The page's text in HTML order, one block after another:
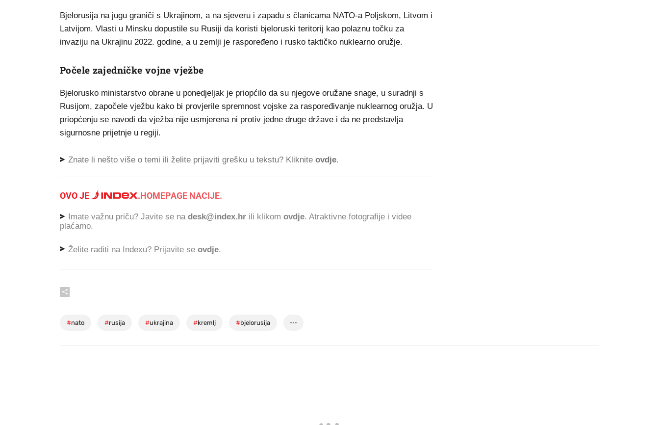
Bjelorusija na jugu graniči s Ukrajinom, a na sjeveru i zapadu s članicama NATO-a Poljskom, Litvom i
Latvijom. Vlasti u Minsku dopustile su Rusiji da koristi bjeloruski teritorij kao polaznu točku za
invaziju na Ukrajinu 2022. godine, a u zemlji je raspoređeno i rusko taktičko nuklearno oružje.
Počele zajedničke vojne vježbe
Bjelorusko ministarstvo obrane u ponedjeljak je priopćilo da su njegove oružane snage, u suradnji s
Rusijom, započele vježbu kako bi provjerile spremnost vojske za raspoređivanje nuklearnog oružja. U
priopćenju se navodi da vježba nije usmjerena ni protiv jedne druge države i da ne predstavlja
sigurnosne prijetnje u regiji.
Znate li nešto više o temi ili želite prijaviti grešku u tekstu? Kliknite ovdje.
OVO JE .HOMEPAGE NACIJE.
Imate važnu priču? Javite se na desk@index.hr ili klikom ovdje. Atraktivne fotografije i videe
plaćamo.
Želite raditi na Indexu? Prijavite se ovdje.
#nato #rusija #ukrajina #kremlj #bjelorusija